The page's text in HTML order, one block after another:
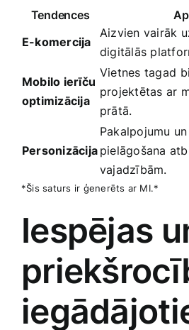
Tendences
E-komercija
Aizvien vairāk
digitālās
Mobilo​ ierīču
optimizācija
Vietnes tagad⁤
projektētas⁤ ar
prātā.
Personizācija
Pakalpojumu
pielāgošana
vajadzībām.
*Šis saturs ir ģenerēts ar MI.*
Iespējas